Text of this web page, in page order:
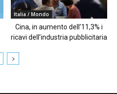
Italia / Mondo
Cina, in aumento dell’11,3% i
ricavi dell’industria pubblicitaria